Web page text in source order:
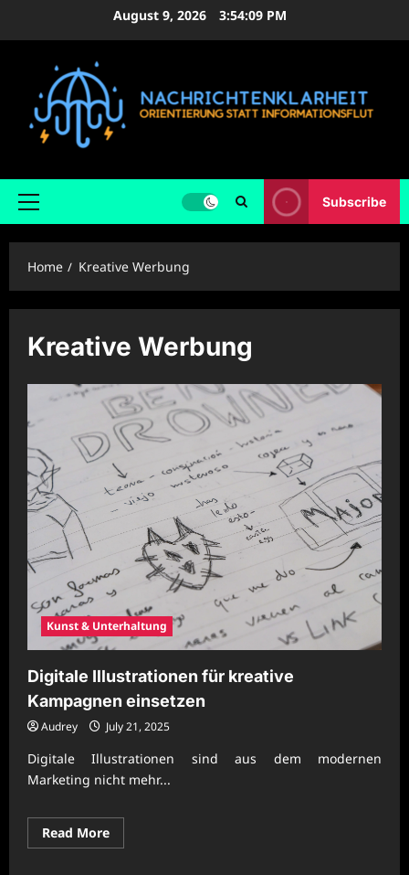
August 9, 2026 3:54:09 PM
Primary
Subscribe
Home Kreative Werbung
Kreative Werbung
Kunst & Unterhaltung
Digitale Illustrationen für kreative
Kampagnen einsetzen
Audrey July 21, 2025
Digitale Illustrationen sind aus dem modernen
Marketing nicht mehr...
Read MoreRead
more